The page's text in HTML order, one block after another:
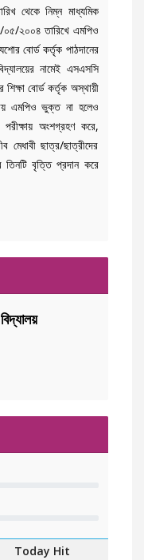
থেকে নিম্ন মাধ্যমিক
০৫/২০০৪ তারিখে এমপিও
বোর্ড কর্তৃক পাঠদানের
নামেই এসএসসি
বোর্ড কর্তৃক অস্থায়ী
এমপিও ভুক্ত না হলেও
পরীক্ষায় অংশগ্রহণ করে,
ছাত্র/ছাত্রীদের
তিনটি বৃত্তি প্রদান করে
Today Hit